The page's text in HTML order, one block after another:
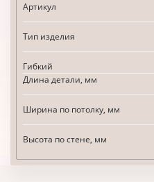
Артикул
Тип изделия
Гибкий
Длина детали, мм
Ширина по потолку, мм
Высота по стене, мм